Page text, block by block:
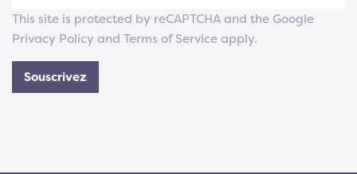
This site is protected by reCAPTCHA and the Google
Privacy Policy and Terms of Service apply.
Souscrivez